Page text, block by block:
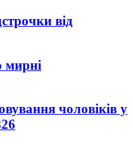
від
мирні
чоловіків у